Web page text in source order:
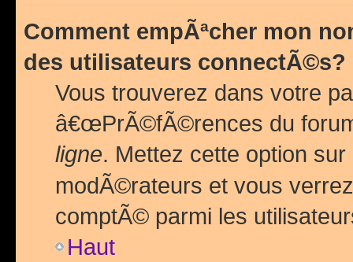
Comment empÃªcher mon
des utilisateurs connectÃ©s?
Vous trouverez dans votre
â€œPrÃ©fÃ©rences du
ligne. Mettez cette option sur
modÃ©rateurs et vous
comptÃ© parmi les
Haut